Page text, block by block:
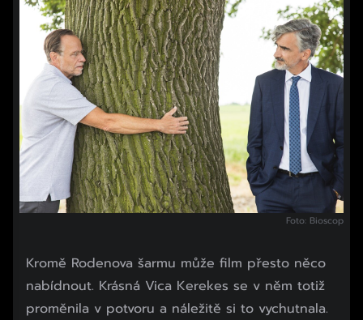
Foto: Bioscop
Kromě Rodenova šarmu může film přesto něco
nabídnout. Krásná Vica Kerekes se v něm totiž
proměnila v potvoru a náležitě si to vychutnala.